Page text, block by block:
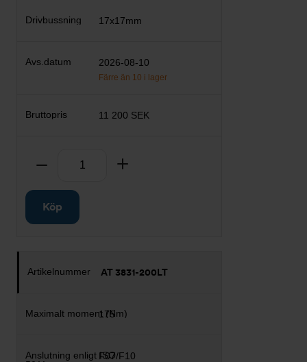
17x17mm
2026-08-10
Färre än 10 i lager
11 200 SEK
Ta bort
Köp
AT 3831-200LT
175
F07/F10